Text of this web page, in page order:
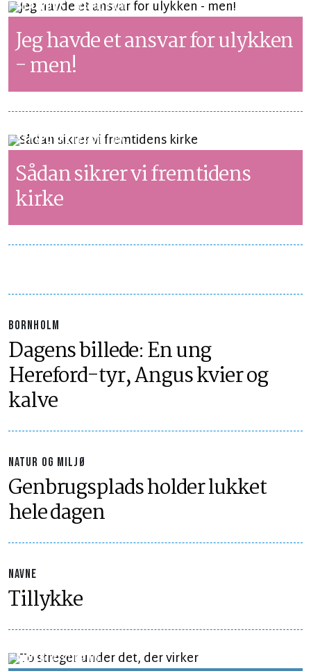
SYNSPUNKT LÆSETID 1 MIN.
Jeg havde et ansvar for ulykken
- men!
SYNSPUNKTLÆSETID 3 MIN.
Sådan sikrer vi fremtidens
kirke
BORNHOLM
Dagens billede: En ung
Hereford-tyr, Angus kvier og
kalve
NATUR OG MILJØ
Genbrugsplads holder lukket
hele dagen
NAVNE
Tillykke
LEDERLÆSETID 2 MIN.